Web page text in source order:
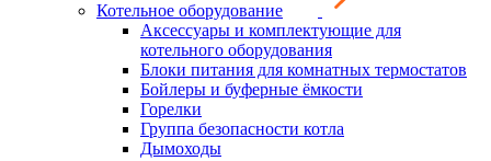
Котельное оборудование
Аксессуары и комплектующие для
котельного оборудования
Блоки питания для комнатных термостатов
Бойлеры и буферные ёмкости
Горелки
Группа безопасности котла
Дымоходы